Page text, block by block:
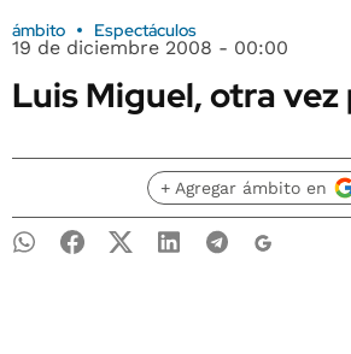
ámbito Espectáculos
19 de diciembre 2008 - 00:00
Luis Miguel, otra vez
+ Agregar ámbito en